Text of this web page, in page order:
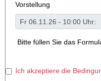
Vorstellung
Bitte füllen Sie das
Ich akzeptiere die